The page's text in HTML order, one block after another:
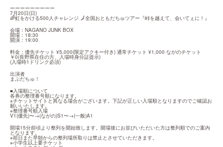
ーーーーーーーーー
7月20日(日)
🌈虹をかける500人チャレンジ 🗾全国おともだちゅツアー『峠を越えて、会いてぇに！』
会場：NAGANO JUNK BOX
開場：18:30
開演：19:00
料金：優先チケット ¥5,000(限定アクキー付き) 通常チケット ¥1,000 ながのチケット
￥0(長野県在住の方、入場時身分証提示)
(入場時1ドリンク必須)
出演者
まぶだちゅ！
■入場順について
各券の整理番号順になります。
※チケットサイトと異なる場合がございます。下記が正しい入場順となりますのでご確認お
願いいたします。
※整理番号順入場
V1(優先)〜→(ながの)S1〜→(一般)A1
開場15分前頃より整列を開始致します。開場後にお並びいただいた方は整列順でのご案内
となります。
※前日また早朝からの整列場所取りは禁止とさせていただきます。
※小学生以上要チケット